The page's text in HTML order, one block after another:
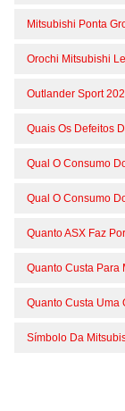
Mitsubishi Ponta
Orochi Mitsubishi
Outlander Sport
Quais Os Defeitos
Qual O Consumo
Qual O Consumo
Quanto ASX Faz
Quanto Custa Para
Quanto Custa Uma
Símbolo Da